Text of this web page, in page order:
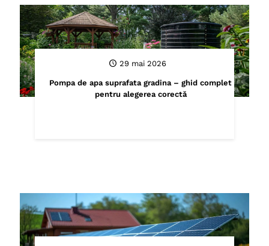
29 mai 2026
Pompa de apa suprafata gradina – ghid complet
pentru alegerea corectă